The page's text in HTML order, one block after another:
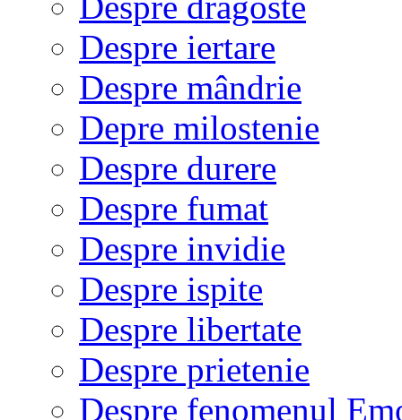
Despre iertare
Despre mândrie
Depre milostenie
Despre durere
Despre fumat
Despre invidie
Despre ispite
Despre libertate
Despre prietenie
Despre fenomenul